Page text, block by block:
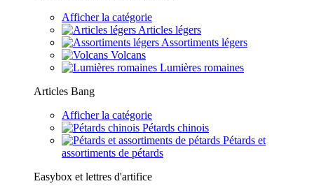
Afficher la catégorie
Articles légers
Assortiments légers
Volcans
Lumières romaines
Articles Bang
Afficher la catégorie
Pétards chinois
Pétards et
assortiments de pétards
Easybox et lettres d'artifice